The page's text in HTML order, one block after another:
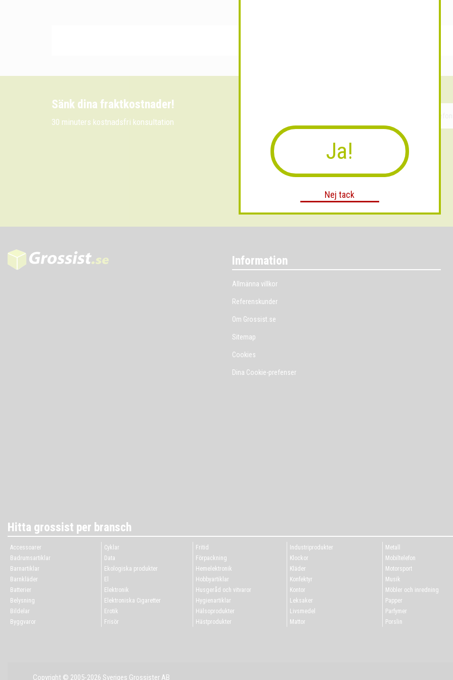
Sänk dina fraktkostnader!
30 minuters kostnadsfri konsultation
Information
Allmänna villkor
Referenskunder
Om Grossist.se
Sitemap
Cookies
Dina Cookie-prefenser
Hitta grossist per bransch
Accessoarer
Badrumsartiklar
Barnartiklar
Barnkläder
Batterier
Belysning
Bildelar
Byggvaror
Cyklar
Data
Ekologiska produkter
El
Elektronik
Elektroniska Cigaretter
Erotik
Frisör
Fritid
Förpackning
Hemelektronik
Hobbyartiklar
Husgeråd och vitvaror
Hygienartiklar
Hälsoprodukter
Hästprodukter
Industriprodukter
Klockor
Kläder
Konfektyr
Kontor
Leksaker
Livsmedel
Mattor
Metall
Mobiltelefon
Motorsport
Musik
Möbler och inredning
Papper
Parfymer
Porslin
Ja!
Nej tack
Copyright © 2005-2026 Sveriges Grossister AB